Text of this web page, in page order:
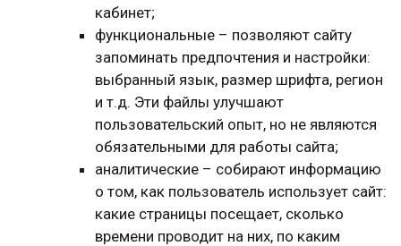
кабинет;
функциональные – позволяют сайту
запоминать предпочтения и настройки:
выбранный язык, размер шрифта, регион
и т.д. Эти файлы улучшают
пользовательский опыт, но не являются
обязательными для работы сайта;
аналитические – собирают информацию
о том, как пользователь использует сайт:
какие страницы посещает, сколько
времени проводит на них, по каким